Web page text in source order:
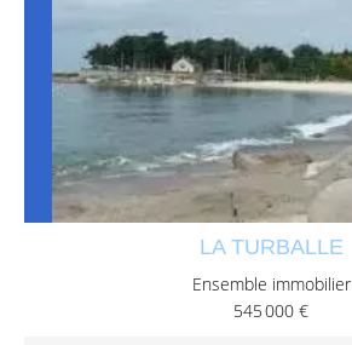
LA TURBALLE
Ensemble immobilier
545 000 €